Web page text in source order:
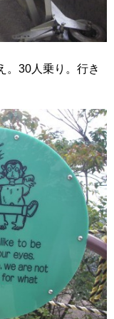
。30人乗り。行き